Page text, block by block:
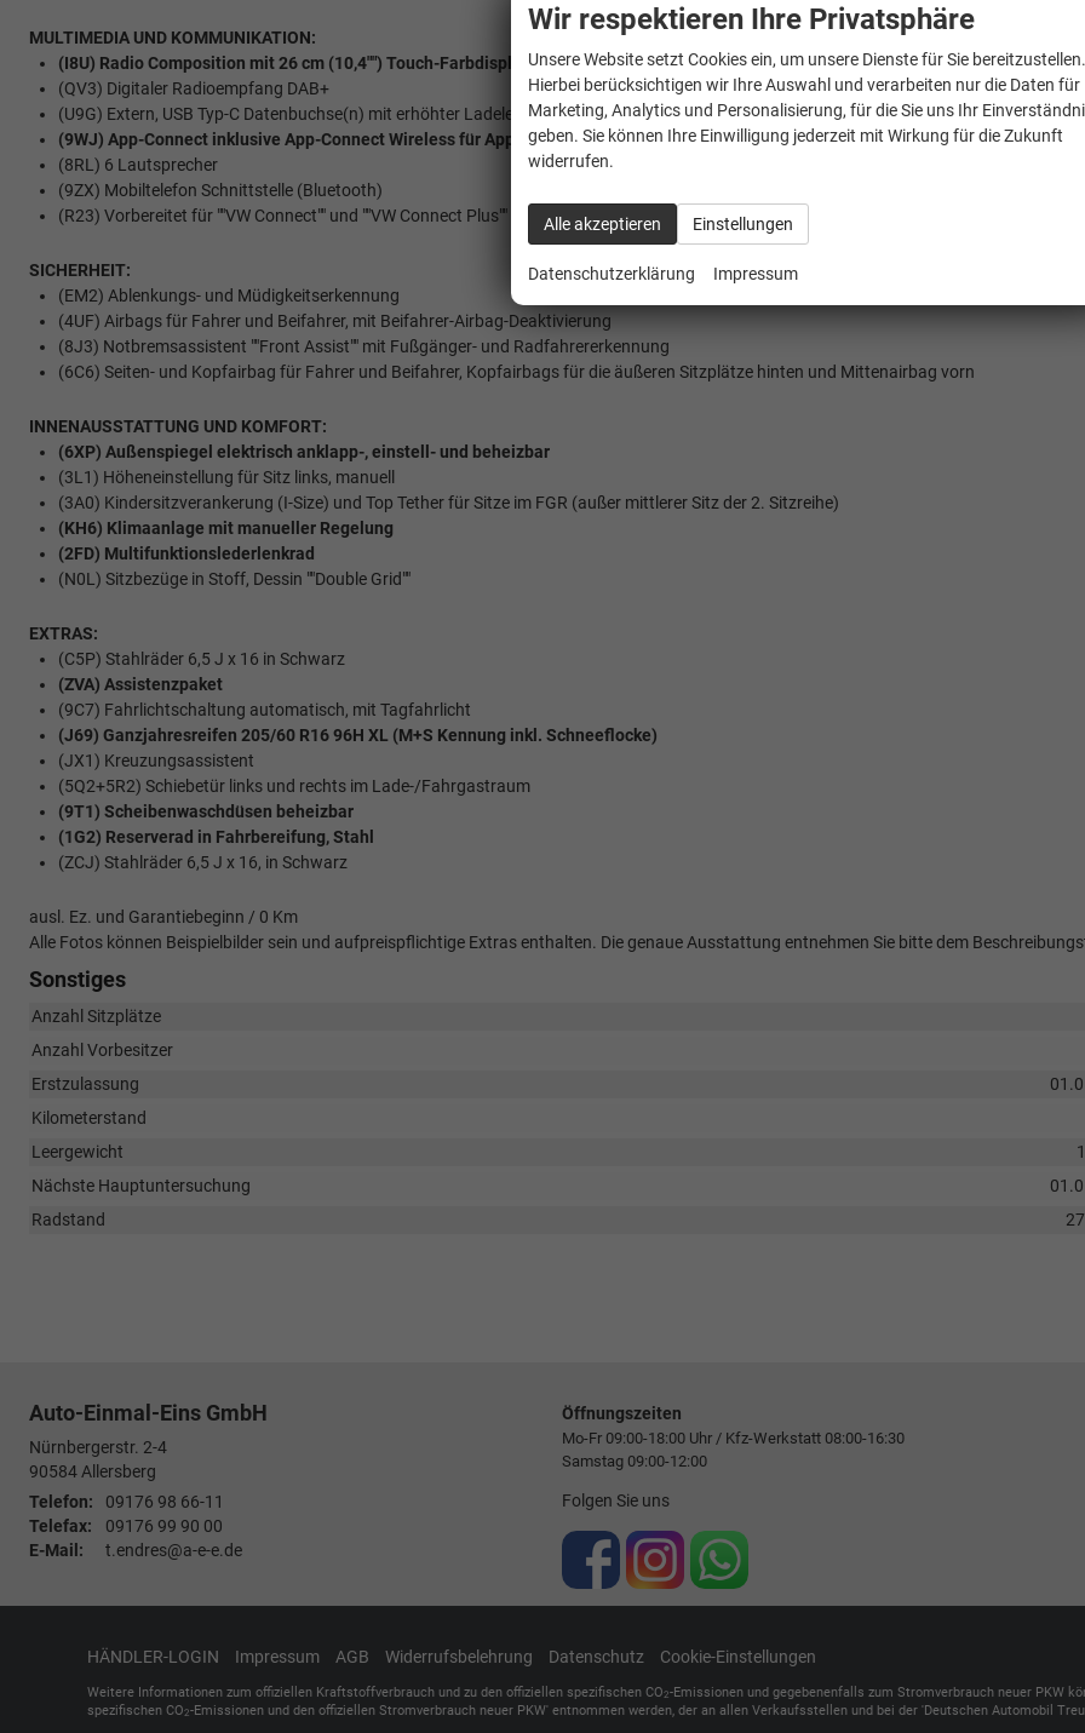
MULTIMEDIA UND KOMMUNIKATION:
(I8U) Radio Composition mit 26 cm (10,4"") Touch-Farbdisplay
(QV3) Digitaler Radioempfang DAB+
(U9G) Extern, USB Typ-C Datenbuchse(n) mit erhöhter Ladeleistung
(9WJ) App-Connect inklusive App-Connect Wireless für Apple CarPlay und Android Auto
(8RL) 6 Lautsprecher
(9ZX) Mobiltelefon Schnittstelle (Bluetooth)
(R23) Vorbereitet für ""VW Connect"" und ""VW Connect Plus""
SICHERHEIT:
(EM2) Ablenkungs- und Müdigkeitserkennung
(4UF) Airbags für Fahrer und Beifahrer, mit Beifahrer-Airbag-Deaktivierung
(8J3) Notbremsassistent ""Front Assist"" mit Fußgänger- und Radfahrererkennung
(6C6) Seiten- und Kopfairbag für Fahrer und Beifahrer, Kopfairbags für die äußeren Sitzplätze hinten und Mittenairbag vorn
INNENAUSSTATTUNG UND KOMFORT:
(6XP) Außenspiegel elektrisch anklapp-, einstell- und beheizbar
(3L1) Höheneinstellung für Sitz links, manuell
(3A0) Kindersitzverankerung (I-Size) und Top Tether für Sitze im FGR (außer mittlerer Sitz der 2. Sitzreihe)
(KH6) Klimaanlage mit manueller Regelung
(2FD) Multifunktionslederlenkrad
(N0L) Sitzbezüge in Stoff, Dessin ""Double Grid""
EXTRAS:
(C5P) Stahlräder 6,5 J x 16 in Schwarz
(ZVA) Assistenzpaket
(9C7) Fahrlichtschaltung automatisch, mit Tagfahrlicht
(J69) Ganzjahresreifen 205/60 R16 96H XL (M+S Kennung inkl. Schneeflocke)
(JX1) Kreuzungsassistent
(5Q2+5R2) Schiebetür links und rechts im Lade-/Fahrgastraum
(9T1) Scheibenwaschdüsen beheizbar
(1G2) Reserverad in Fahrbereifung, Stahl
(ZCJ) Stahlräder 6,5 J x 16, in Schwarz
ausl. Ez. und Garantiebeginn / 0 Km
Alle Fotos können Beispielbilder sein und aufpreispflichtige Extras enthalten. Die genaue Ausstattung entnehmen Sie bitte dem
Sonstiges
Anzahl Sitzplätze
Anzahl Vorbesitzer
Erstzulassung
Kilometerstand
Leergewicht
Nächste Hauptuntersuchung
Radstand
Auto-Einmal-Eins GmbH
Nürnbergerstr. 2-4
90584Allersberg
Telefon:
09176 98 66-11
Telefax:
09176 99 90 00
E-Mail:
t.endres@a-e-e.de
Öffnungszeiten
Mo-Fr 09:00-18:00 Uhr / Kfz-Werkstatt 08:00-16:30
Samstag 09:00-12:00
Folgen Sie uns
HÄNDLER-LOGIN Impressum AGB Widerrufsbelehrung Datenschutz Cookie-Einstellungen
Weitere Informationen zum offiziellen Kraftstoffverbrauch und zu den offiziellen spezifischen CO2-Emissionen und gegebenenfalls zum Stromverbrauch neuer PKW
spezifischen CO2-Emissionen und den offiziellen Stromverbrauch neuer PKW' entnommen werden, der an allen Verkaufsstellen und bei der 'Deutschen Automobil
Wir respektieren Ihre Privatsphäre
Unsere Website setzt Cookies ein, um unsere Dienste für Sie
Hierbei berücksichtigen wir Ihre Auswahl und verarbeiten nur die Daten für
Marketing, Analytics und Personalisierung, für die Sie uns Ihr
geben. Sie können Ihre Einwilligung jederzeit mit Wirkung für die Zukunft
widerrufen.
Alle akzeptieren Einstellungen
Datenschutzerklärung Impressum